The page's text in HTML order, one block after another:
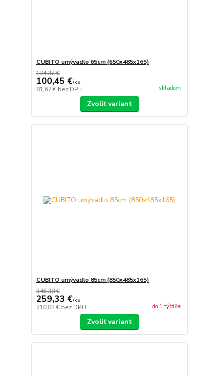
CUBITO umývadlo 65cm (650x485x165)
134,32 €
100,45 €/ks
81,67 € bez DPH skladom
Zvoliť variant
CUBITO umývadlo 85cm (850x485x165)
346,38 €
259,33 €/ks
210,83 € bez DPH do 1 týždňa
Zvoliť variant